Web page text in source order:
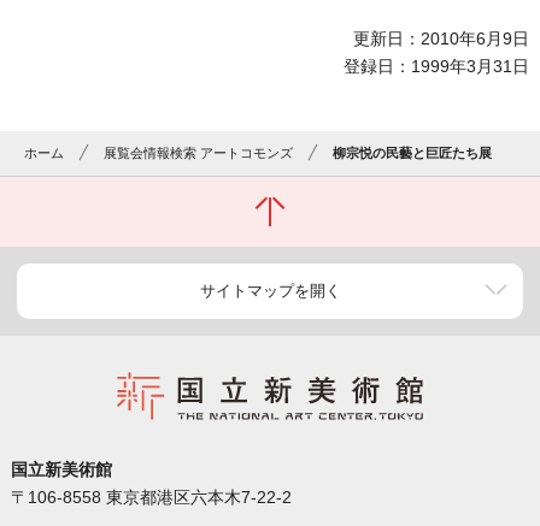
更新日：2010年6月9日
登録日：1999年3月31日
ホーム 展覧会情報検索 アートコモンズ 柳宗悦の民藝と巨匠たち展
サイトマップを開く
国立新美術館
〒106-8558 東京都港区六本木7-22-2